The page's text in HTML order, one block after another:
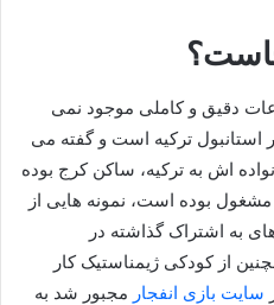
دقیق و کاملی موجود نمی
ترکیه است و گفته می
اش به ترکیه، ساکن کرج بوده
بوده است، نمونه هایی از
به اشتراک گذاشته در
از کودکی ژیمناستیک کار
سایت بازی انفجار مجبور شد به